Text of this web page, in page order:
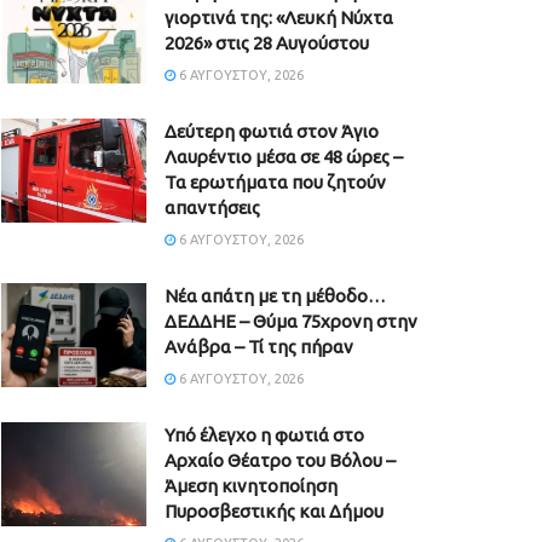
γιορτινά της: «Λευκή Νύχτα
2026» στις 28 Αυγούστου
6 ΑΥΓΟΎΣΤΟΥ, 2026
Δεύτερη φωτιά στον Άγιο
Λαυρέντιο μέσα σε 48 ώρες –
Τα ερωτήματα που ζητούν
απαντήσεις
6 ΑΥΓΟΎΣΤΟΥ, 2026
Νέα απάτη με τη μέθοδο…
ΔΕΔΔΗΕ – Θύμα 75χρονη στην
Ανάβρα – Τί της πήραν
6 ΑΥΓΟΎΣΤΟΥ, 2026
Υπό έλεγχο η φωτιά στο
Αρχαίο Θέατρο του Βόλου –
Άμεση κινητοποίηση
Πυροσβεστικής και Δήμου